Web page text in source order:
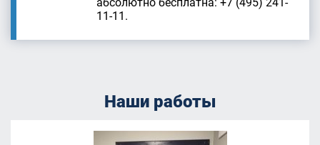
11-11.
Наши работы